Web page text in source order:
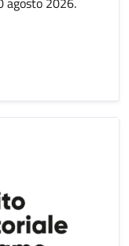
DELLA